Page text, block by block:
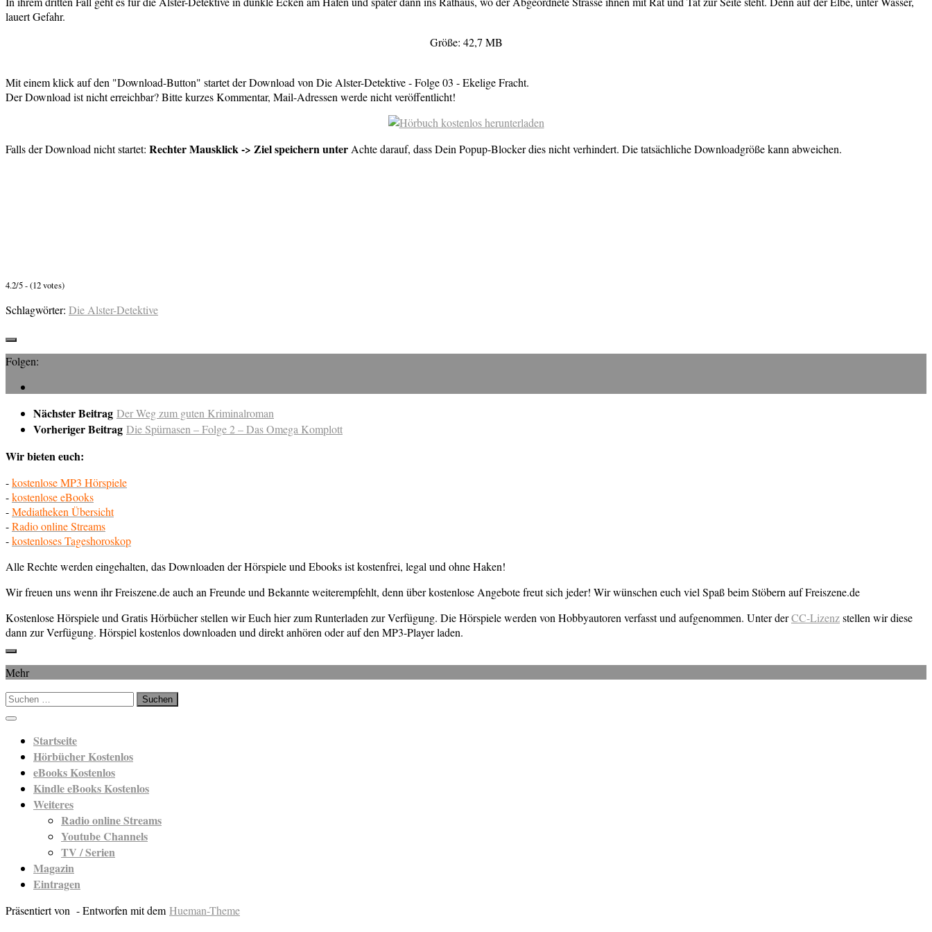
lauert Gefahr.
Größe: 42,7 MB
Mit einem klick auf den "Download-Button" startet der Download von Die Alster-Detektive - Folge 03 - Ekelige Fracht.
Der Download ist nicht erreichbar? Bitte kurzes Kommentar, Mail-Adressen werde nicht veröffentlicht!
Falls der Download nicht startet: Rechter Mausklick -> Ziel speichern unter Achte darauf, dass Dein Popup-Blocker dies nicht verhindert. Die tatsächliche Downloadgröße kann abweichen.
4.2/5 - (12 votes)
Schlagwörter: Die Alster-Detektive
Folgen:
Nächster Beitrag Der Weg zum guten Kriminalroman
Vorheriger Beitrag Die Spürnasen – Folge 2 – Das Omega Komplott
Wir bieten euch:
-kostenlose MP3 Hörspiele
-kostenlose eBooks
-Mediatheken Übersicht
-Radio online Streams
-kostenloses Tageshoroskop
Alle Rechte werden eingehalten, das Downloaden der Hörspiele und Ebooks ist kostenfrei, legal und ohne Haken!
Wir freuen uns wenn ihr Freiszene.de auch an Freunde und Bekannte weiterempfehlt, denn über kostenlose Angebote freut sich jeder! Wir wünschen euch viel Spaß beim Stöbern auf Freiszene.de
Kostenlose Hörspiele und Gratis Hörbücher stellen wir Euch hier zum Runterladen zur Verfügung. Die Hörspiele werden von Hobbyautoren verfasst und aufgenommen. Unter derCC-Lizenzstellen wir diese
dann zur Verfügung. Hörspiel kostenlos downloaden und direkt anhören oder auf den MP3-Player laden.
Mehr
Suchen
nach:
Startseite
Hörbücher Kostenlos
eBooks Kostenlos
Kindle eBooks Kostenlos
Weiteres
Radio online Streams
Youtube Channels
TV / Serien
Magazin
Eintragen
Präsentiert von - Entworfen mit dem Hueman-Theme